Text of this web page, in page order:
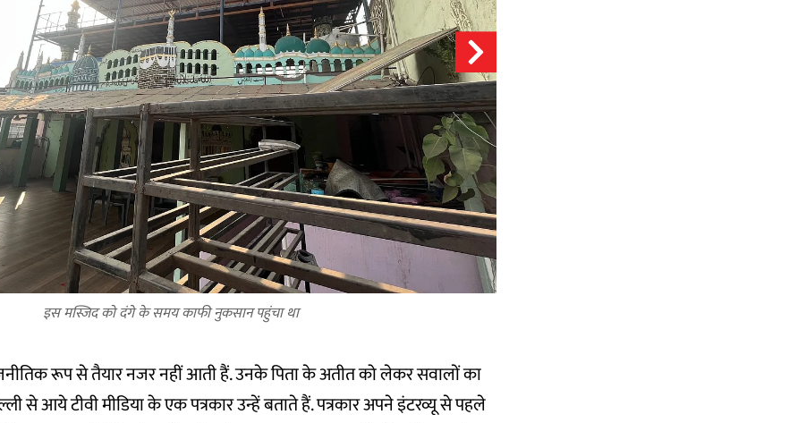
इस मस्जिद को दंगे के समय काफी नुकसान पहुंचा था
रूप से तैयार नजर नहीं आती हैं. उनके पिता के अतीत को लेकर सवालों का
से आये टीवी मीडिया के एक पत्रकार उन्हें बताते हैं. पत्रकार अपने इंटरव्यू से पहले